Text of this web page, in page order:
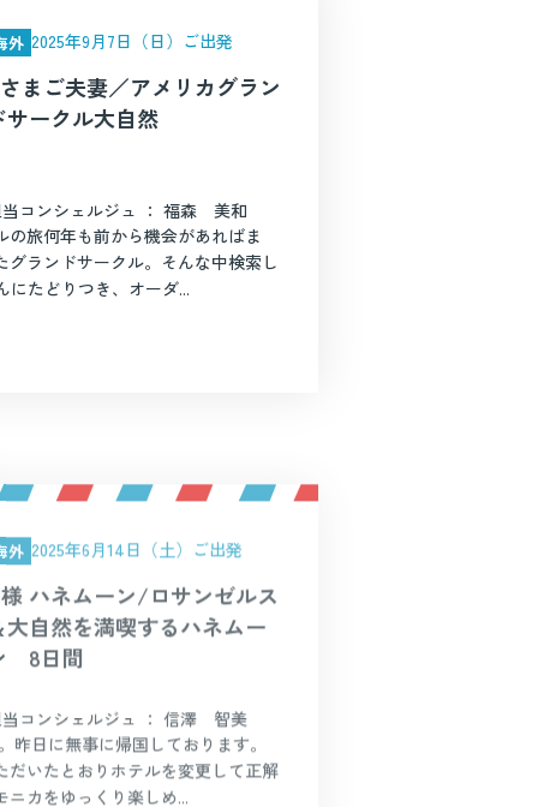
外 2025年9月7日（日）ご出発
まご夫妻／アメリカグラン
サークル大自然
コンシェルジュ ： 福森 美和
旅何年も前から機会があればま
ランドサークル。そんな中検索し
にたどりつき、オーダ...
外 2025年6月14日（土）ご出発
ハネムーン/ロサンゼルス
大自然を満喫するハネムー
8日間
コンシェルジュ ： 信澤 智美
昨日に無事に帰国しております。
だいたとおりホテルを変更して正解
カをゆっくり楽しめ...